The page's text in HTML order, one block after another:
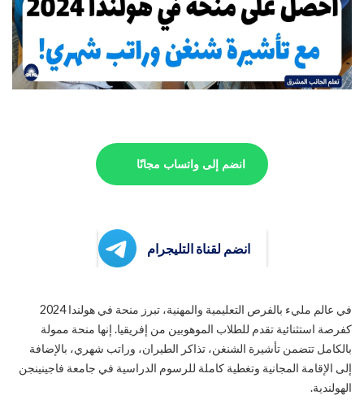
انضم إلى واتساب مجانًا
انضم لقناة التليجرام
في عالم مليء بالفرص التعليمية والمهنية، تبرز منحة في هولندا 2024
كفرصة استثنائية تقدم للطلاب الموهوبين من إفريقيا. إنها منحة ممولة
بالكامل تتضمن تأشيرة الشنغن، تذاكر الطيران، وراتب شهري، بالإضافة
إلى الإقامة المجانية وتغطية كاملة للرسوم الدراسية في جامعة فاجينينجن
الهولندية.